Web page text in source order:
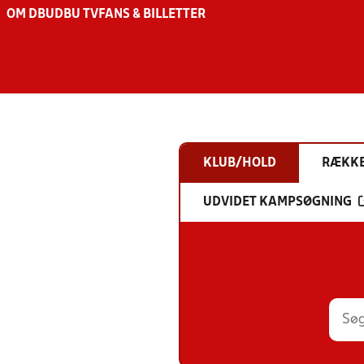
OM DBU DBU TV FANS & BILLETTER
KLUB/HOLD
UDVIDET KAMPSØGNING